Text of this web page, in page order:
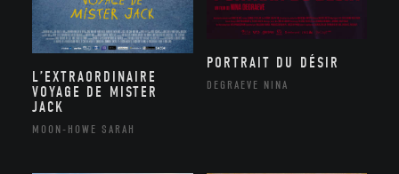
L’EXTRAORDINAIRE
VOYAGE DE MISTER
JACK
MOON-HOWE SARAH
PORTRAIT DU DÉSIR
DEGRAEVE NINA